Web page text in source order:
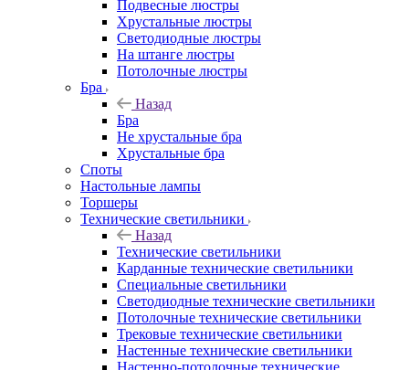
Подвесные люстры
Хрустальные люстры
Светодиодные люстры
На штанге люстры
Потолочные люстры
Бра
Назад
Бра
Не хрустальные бра
Хрустальные бра
Споты
Настольные лампы
Торшеры
Технические светильники
Назад
Технические светильники
Карданные технические светильники
Специальные светильники
Светодиодные технические светильники
Потолочные технические светильники
Трековые технические светильники
Настенные технические светильники
Настенно-потолочные технические